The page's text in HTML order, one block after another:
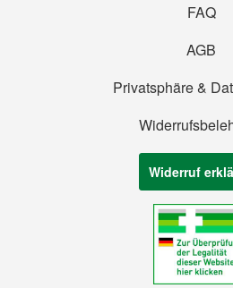
FAQ
AGB
Privatsphäre &
Widerruf